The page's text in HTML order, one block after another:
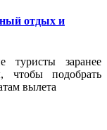
отдых и
туристы заранее
подобрать
вылета